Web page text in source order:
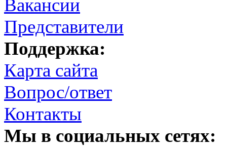
Вакансии
Представители
Поддержка:
Карта сайта
Вопрос/ответ
Контакты
Мы в социальных сетях: